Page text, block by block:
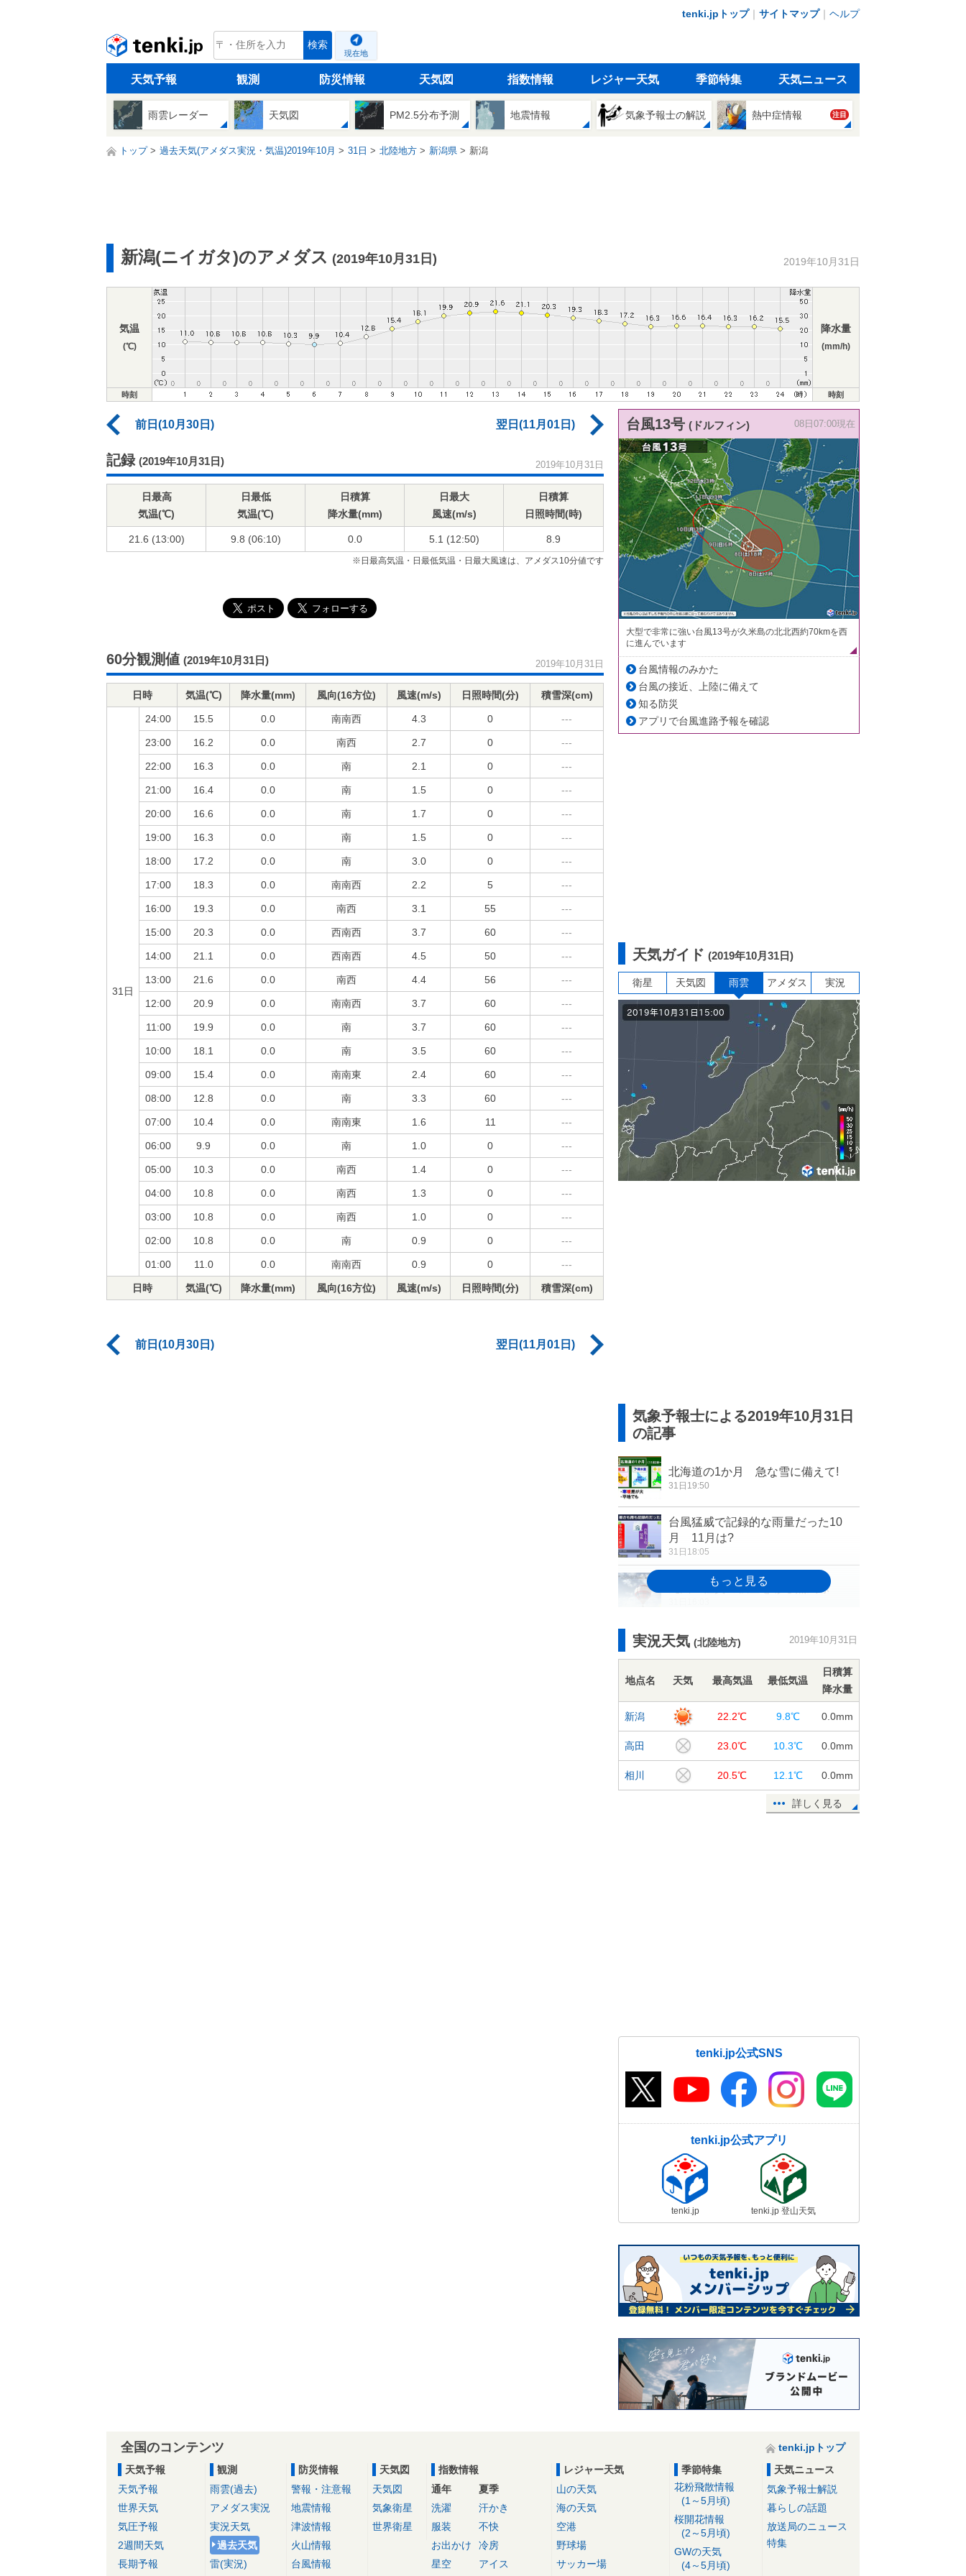
tenki.jpトップ｜ サイトマップ｜ ヘルプ
tenki.jp 検索
現在地
天気予報 観測 防災情報 天気図 指数情報 レジャー天気 季節特集 天気ニュース
雨雲レーダー 天気図 PM2.5分布予測 地震情報 気象予報士の解説 熱中症情報 注目
トップ 過去天気(アメダス実況・気温)2019年10月 31日 北陸地方 新潟県 新潟
新潟(ニイガタ)のアメダス (2019年10月31日) 2019年10月31日
気温
(℃)
降水量
(mm/h)
時刻 時刻
前日(10月30日) 翌日(11月01日)
記録 (2019年10月31日) 2019年10月31日
日最高
気温(℃)
日最低
気温(℃)
日積算
降水量(mm)
日最大
風速(m/s)
日積算
日照時間(時)
21.6 (13:00) 9.8 (06:10) 0.0 5.1 (12:50) 8.9
※日最高気温・日最低気温・日最大風速は、アメダス10分値です
60分観測値 (2019年10月31日) 2019年10月31日
日時 気温(℃) 降水量(mm) 風向(16方位) 風速(m/s) 日照時間(分) 積雪深(cm)
31日
24:00 15.5 0.0 南南西 4.3 0 ---
23:00 16.2 0.0 南西 2.7 0 ---
22:00 16.3 0.0 南 2.1 0 ---
21:00 16.4 0.0 南 1.5 0 ---
20:00 16.6 0.0 南 1.7 0 ---
19:00 16.3 0.0 南 1.5 0 ---
18:00 17.2 0.0 南 3.0 0 ---
17:00 18.3 0.0 南南西 2.2 5 ---
16:00 19.3 0.0 南西 3.1 55 ---
15:00 20.3 0.0 西南西 3.7 60 ---
14:00 21.1 0.0 西南西 4.5 50 ---
13:00 21.6 0.0 南西 4.4 56 ---
12:00 20.9 0.0 南南西 3.7 60 ---
11:00 19.9 0.0 南 3.7 60 ---
10:00 18.1 0.0 南 3.5 60 ---
09:00 15.4 0.0 南南東 2.4 60 ---
08:00 12.8 0.0 南 3.3 60 ---
07:00 10.4 0.0 南南東 1.6 11 ---
06:00 9.9 0.0 南 1.0 0 ---
05:00 10.3 0.0 南西 1.4 0 ---
04:00 10.8 0.0 南西 1.3 0 ---
03:00 10.8 0.0 南西 1.0 0 ---
02:00 10.8 0.0 南 0.9 0 ---
01:00 11.0 0.0 南南西 0.9 0 ---
日時 気温(℃) 降水量(mm) 風向(16方位) 風速(m/s) 日照時間(分) 積雪深(cm)
前日(10月30日) 翌日(11月01日)
台風13号 (ドルフィン) 08日07:00現在
大型で非常に強い台風13号が久米島の北北西約70kmを西
に進んでいます
台風情報のみかた
台風の接近、上陸に備えて
知る防災
アプリで台風進路予報を確認
天気ガイド (2019年10月31日)
衛星 天気図 雨雲 アメダス 実況
気象予報士による2019年10月31日
の記事
北海道の1か月 急な雪に備えて!
31日19:50
台風猛威で記録的な雨量だった10
月 11月は?
31日18:05
九州 佐賀の秋空を彩る熱気球
ハロウィンに惑星集合 水星・金
利根川 台風19号で水位も流量もカ
スリーン超え
31日15:23
台風22号(マットゥモ)は熱帯低気圧
に変わりました
31日14:27
九州 今朝この秋一番の冷え込み
実況天気 (北陸地方) 2019年10月31日
地点名 天気 最高気温 最低気温
日積算
降水量
新潟 22.2℃ 9.8℃ 0.0mm
高田 23.0℃ 10.3℃ 0.0mm
相川 20.5℃ 12.1℃ 0.0mm
詳しく見る
tenki.jp公式SNS
tenki.jp公式アプリ
tenki.jp tenki.jp 登山天気
全国のコンテンツ
tenki.jpトップ
天気予報
天気予報
世界天気
気圧予報
2週間天気
長期予報
観測
雨雲(過去)
アメダス実況
実況天気
過去天気
雷(実況)
防災情報
警報・注意報
地震情報
津波情報
火山情報
台風情報
天気図
天気図
気象衛星
世界衛星
指数情報
通年
洗濯
服装
お出かけ
星空
夏季
汗かき
不快
冷房
アイス
レジャー天気
山の天気
海の天気
空港
野球場
サッカー場
季節特集
花粉飛散情報
(1～5月頃)
桜開花情報
(2～5月頃)
GWの天気
(4～5月頃)
天気ニュース
気象予報士解説
暮らしの話題
放送局のニュース
特集